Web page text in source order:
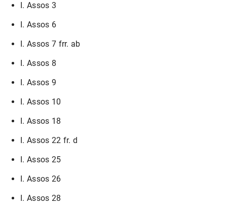
I. Assos 3
I. Assos 6
I. Assos 7 frr. ab
I. Assos 8
I. Assos 9
I. Assos 10
I. Assos 18
I. Assos 22 fr. d
I. Assos 25
I. Assos 26
I. Assos 28